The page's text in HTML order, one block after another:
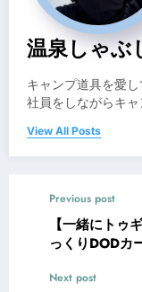
温泉しゃぶ
キャンプ道具を愛
社員をしながらキャ
View All Posts
Previous post
【一緒にトゥ
っくりDODカ
【キャンプ テ
Next post